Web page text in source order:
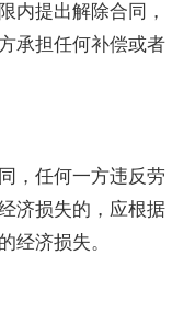
内提出解除合同，
承担任何补偿或者
，任何一方违反劳
济损失的，应根据
经济损失。